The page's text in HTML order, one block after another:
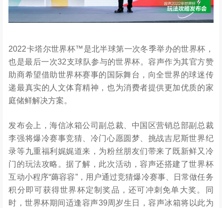
2022卡塔尔世界杯™是北半球第一次冬季举办的世界杯，
也是最后一次32支球队参与的世界杯。容声作为其官方赞
助商希望借助世界杯赛事的国际舞台，向全世界的球迷传
递最真实的人文体育精神，也为消费者提供更加优质的家
庭储鲜解决方案。
发布会上，海信冰箱公司副总裁、中国区营销总部副总裁
李强将爆冷赛事竞猜、冷门心愿圆梦、挑战吉尼斯世界纪
录等九重福利娓娓道来，为粉丝朋友们带来了既新鲜又冷
门的玩法攻略。据了解，此次活动，容声还搭建了世界杯
互动小程序“薅容容”，用户通过竞猜爆冷赛事、日常做任务
积分即可获得世界杯定制奖品，还可冲刺免单大奖。同
时，世界杯期间适逢容声39周岁生日，容声冰箱将以此为